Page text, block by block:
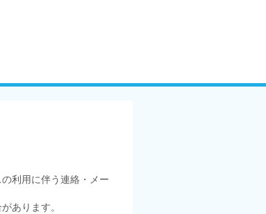
利用に伴う連絡・メー
あります。